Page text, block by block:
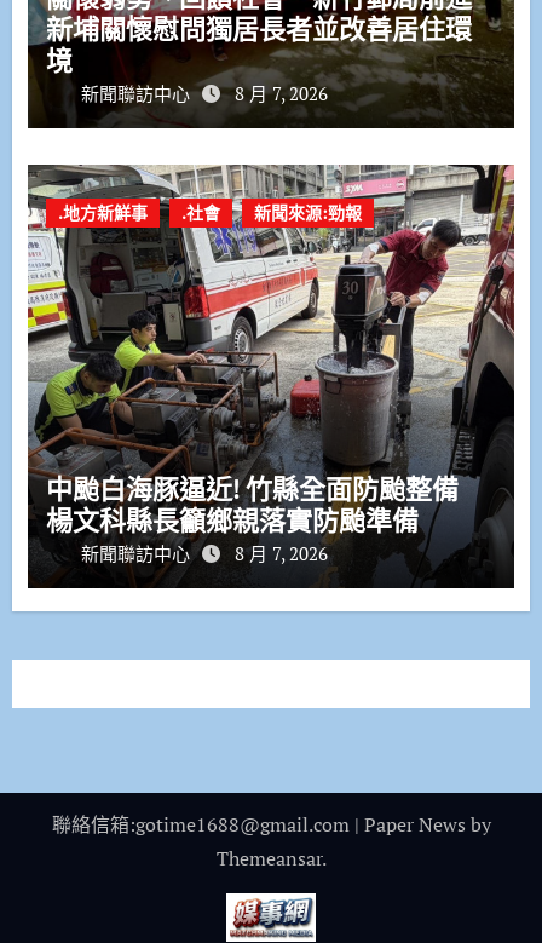
新埔關懷慰問獨居長者並改善居住環
境
新聞聯訪中心 8 月 7, 2026
.地方新鮮事 .社會 新聞來源:勁報
中颱白海豚逼近! 竹縣全面防颱整備
楊文科縣長籲鄉親落實防颱準備
新聞聯訪中心 8 月 7, 2026
聯絡信箱:gotime1688@gmail.com | Paper News by
Themeansar.